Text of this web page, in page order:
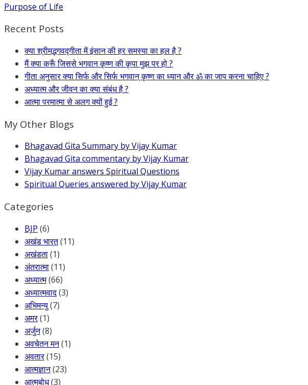
Purpose of Life
Recent Posts
क्या श्रीमद्भगवद्गीता में इंसान की हर समस्या का हल है ?
मैं क्या करूँ जिससे भगवान कृष्ण की कृपा मुझ पर हो ?
गीता अनुसार क्या सिर्फ और सिर्फ भगवान् कृष्ण का ध्यान और ॐ का जाप करना चाहिए ?
अध्यात्म और जीवन का क्या संबंध है ?
आत्मा परमात्मा से अलग क्यों हुई ?
My Other Blogs
Bhagavad Gita Summary by Vijay Kumar
Bhagavad Gita commentary by Vijay Kumar
Vijay Kumar answers Spiritual Questions
Spiritual Queries answered by Vijay Kumar
Categories
BJP (6)
अखंड भारत(11)
अखंडता(1)
अंतरात्मा(11)
अध्यात्म(66)
अध्यात्मवाद(3)
अभिमन्यु(7)
अमर(1)
अर्जुन(8)
अवचेतन मन(1)
अवतार(15)
आत्मज्ञान(23)
आत्मबोध(3)